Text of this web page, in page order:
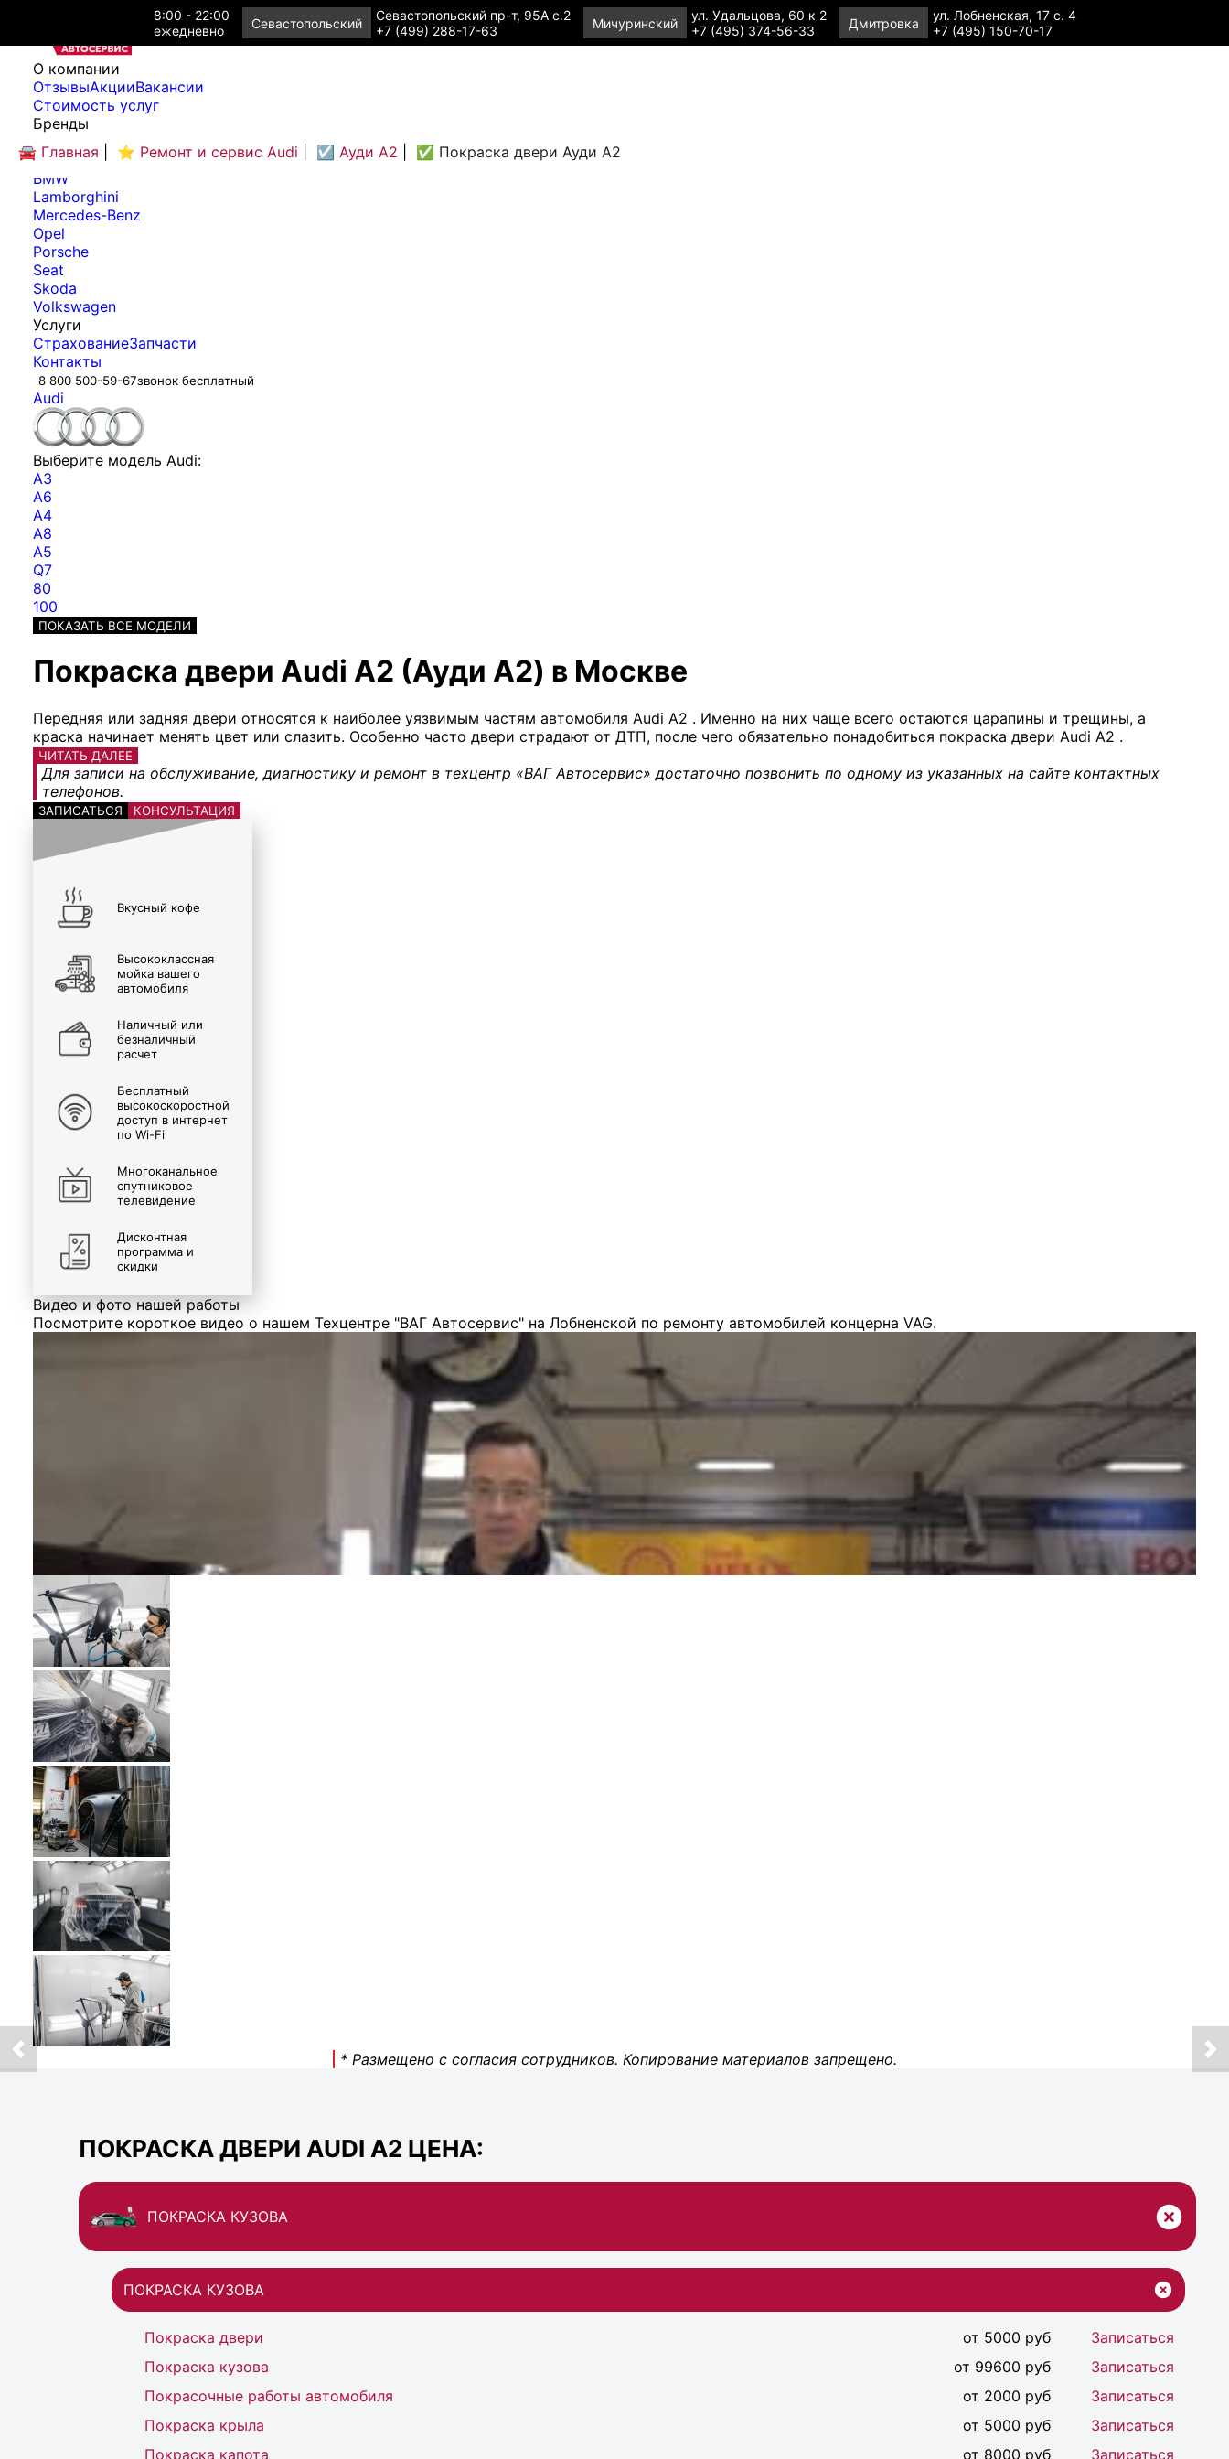
8:00 - 22:00
ежедневно
Севастопольский
Севастопольский пр-т, 95А с.2
+7 (499) 288-17-63
Мичуринский
ул. Удальцова, 60 к 2
+7 (495) 374-56-33
Дмитровка
ул. Лобненская, 17 с. 4
+7 (495) 150-70-17
O компании
ОтзывыАкцииВакансии
Cтоимость услуг
Бренды
Audi
Bentley
BMW
Lamborghini
Mercedes-Benz
Opel
Porsche
Seat
Skoda
Volkswagen
Услуги
СтрахованиеЗапчасти
Контакты
8 800 500-59-67звонок бесплатный
🚘 Главная ⭐ Ремонт и сервис Audi ☑️ Ауди А2 ✅ Покраска двери Ауди А2
Audi
Выберите модель Audi:
A3
A6
A4
A8
A5
Q7
80
100
ПОКАЗАТЬ ВСЕ МОДЕЛИ
Покраска двери Audi A2 (Ауди А2) в Москве
Передняя или задняя двери относятся к наиболее уязвимым частям автомобиля Audi A2 . Именно на них чаще всего остаются царапины и трещины, а
краска начинает менять цвет или слазить. Особенно часто двери страдают от ДТП, после чего обязательно понадобиться покраска двери Audi A2 .
ЧИТАТЬ ДАЛЕЕ
Для записи на обслуживание, диагностику и ремонт в техцентр «ВАГ Автосервис» достаточно позвонить по одному из указанных на сайте контактных
телефонов.
ЗАПИСАТЬСЯ КОНСУЛЬТАЦИЯ
Вкусный кофе
Высококлассная
мойка вашего
автомобиля
Наличный или
безналичный
расчет
Бесплатный
высокоскоростной
доступ в интернет
по Wi-Fi
Многоканальное
спутниковое
телевидение
Дисконтная
программа и
скидки
Видео и фото нашей работы
Посмотрите короткое видео о нашем Техцентре "ВАГ Автосервис" на Лобненской по ремонту автомобилей концерна VAG.
* Размещено с согласия сотрудников. Копирование материалов запрещено.
ПОКРАСКА ДВЕРИ AUDI A2 ЦЕНА:
ПОКРАСКА КУЗОВА
ПОКРАСКА КУЗОВА
Покраска двери от 5000 руб
Записаться
Покраска кузова
от 99600 руб
Записаться
Покрасочные работы автомобиля
от 2000 руб
Записаться
Покраска крыла
от 5000 руб
Записаться
Покраска капота
от 8000 руб Записаться